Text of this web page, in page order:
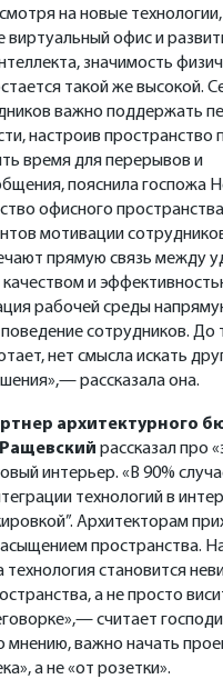
на новые технологии,
офис и
значимость
такой же высокой.
важно поддержать
настроив пространство
время для перерывов и
пояснила госпожа
офисного
мотивации
прямую связь между
и
рабочей среды
сотрудников. До
нет смысла искать
рассказала она.
архитектурного
рассказал про
интерьер. «В 90%
технологий в
Архитекторам
пространства.
технология становится
а не просто
считает
мнению, важно начать
а не «от розетки».